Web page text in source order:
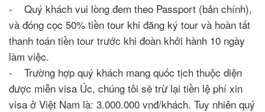
- Quý khách vui lòng đem theo Passport (bản chính),
và đóng cọc 50% tiền tour khi đăng ký tour và hoàn tất
thanh toán tiền tour trước khi đoàn khởi hành 10 ngày
làm việc.
- Trường hợp quý khách mang quốc tịch thuộc diện
được miễn visa Úc, chúng tôi sẽ trừ lại tiền lệ phí xin
visa ở Việt Nam là: 3.000.000 vnđ/khách. Tuy nhiên quý